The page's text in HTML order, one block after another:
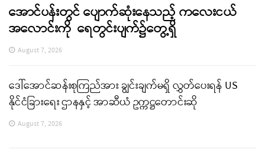
အောင်ပန်းတွင် ပျောက်ဆုံးနေသည့် ကလေးငယ်
အလောင်းကို ရေတွင်းပျက်၌တွေ့ရှိ
August 7, 2026
ဒေါ်အောင်ဆန်းစုကြည်အား ချွင်းချက်မရှိ လွှတ်ပေးရန် US
နိုင်ငံခြားရေး ဌာနနှင့် အာဆီယံ ဥက္ကဋ္ဌတောင်းဆို
August 7, 2026